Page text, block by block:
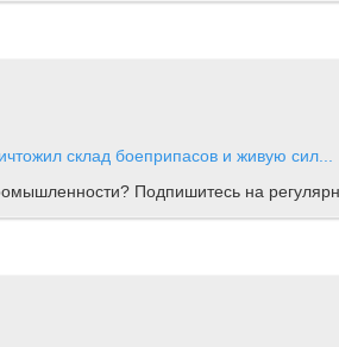
склад боеприпасов и живую сил...
Подпишитесь на